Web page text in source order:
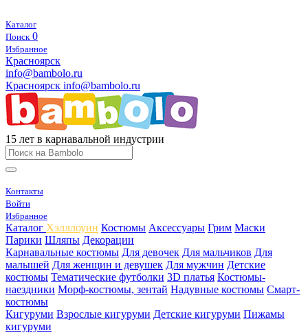
Каталог
Поиск 0
Избранное
Красноярск
info@bambolo.ru
Красноярск info@bambolo.ru
15 лет в карнавальной индустрии
Контакты
Войти
Избранное
Каталог Хэлллоуин Костюмы Аксессуары Грим Маски
Парики Шляпы Декорации
Карнавальные костюмы Для девочек Для мальчиков Для
малышей Для женщин и девушек Для мужчин Детские
костюмы Тематические футболки 3D платья Костюмы-
наездники Морф-костюмы, зентай Надувные костюмы Смарт-
костюмы
Кигуруми Взрослые кигуруми Детские кигуруми Пижамы
кигуруми